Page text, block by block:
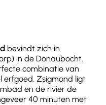
bevindt zich in
in de Donaubocht.
combinatie van
erfgoed. Zsigmond ligt
en de rivier de
40 minuten met